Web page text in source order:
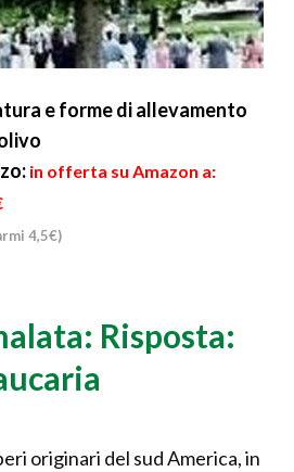
e forme di allevamento
in offerta su Amazon a:
4,5€)
Risposta:
originari del sud America, in